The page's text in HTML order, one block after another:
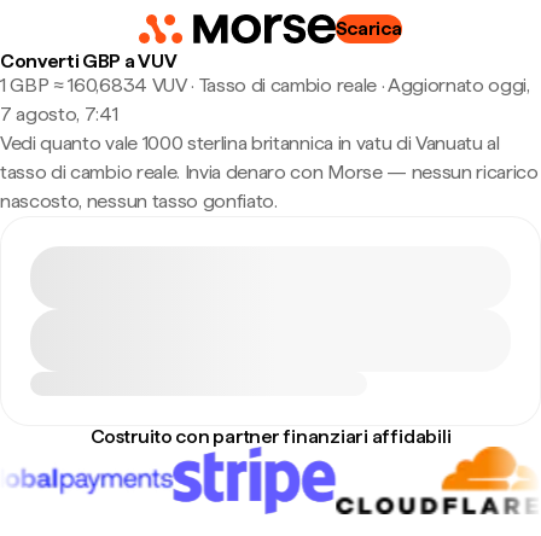
Scarica
Converti GBP a VUV
1 GBP ≈ 160,6834 VUV · Tasso di cambio reale·Aggiornato oggi,
7 agosto, 7:41
Vedi quanto vale 1000 sterlina britannica in vatu di Vanuatu al
tasso di cambio reale. Invia denaro con Morse — nessun ricarico
nascosto, nessun tasso gonfiato.
Costruito con partner finanziari affidabili